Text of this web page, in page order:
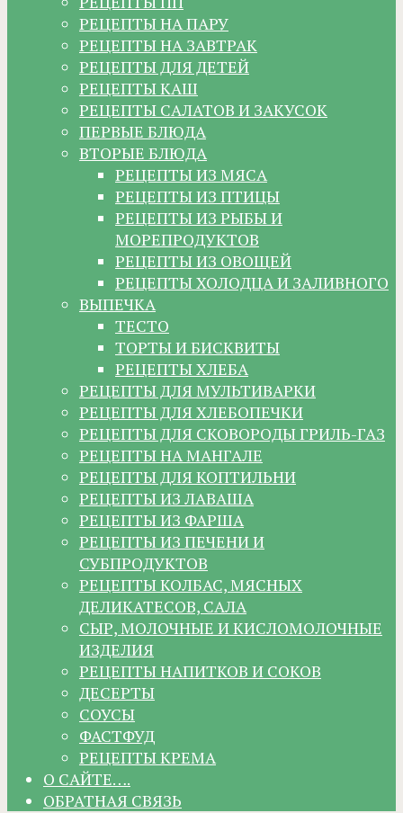
РЕЦЕПТЫ НА ПАРУ
РЕЦЕПТЫ НА ЗАВТРАК
РЕЦЕПТЫ ДЛЯ ДЕТЕЙ
РЕЦЕПТЫ КАШ
РЕЦЕПТЫ САЛАТОВ И ЗАКУСОК
ПЕРВЫЕ БЛЮДА
ВТОРЫЕ БЛЮДА
РЕЦЕПТЫ ИЗ МЯСА
РЕЦЕПТЫ ИЗ ПТИЦЫ
РЕЦЕПТЫ ИЗ РЫБЫ И
МОРЕПРОДУКТОВ
РЕЦЕПТЫ ИЗ ОВОЩЕЙ
РЕЦЕПТЫ ХОЛОДЦА И ЗАЛИВНОГО
ВЫПЕЧКА
ТЕСТО
ТОРТЫ И БИСКВИТЫ
РЕЦЕПТЫ ХЛЕБА
РЕЦЕПТЫ ДЛЯ МУЛЬТИВАРКИ
РЕЦЕПТЫ ДЛЯ ХЛЕБОПЕЧКИ
РЕЦЕПТЫ ДЛЯ СКОВОРОДЫ ГРИЛЬ-ГАЗ
РЕЦЕПТЫ НА МАНГАЛЕ
РЕЦЕПТЫ ДЛЯ КОПТИЛЬНИ
РЕЦЕПТЫ ИЗ ЛАВАША
РЕЦЕПТЫ ИЗ ФАРША
РЕЦЕПТЫ ИЗ ПЕЧЕНИ И
СУБПРОДУКТОВ
РЕЦЕПТЫ КОЛБАС, МЯСНЫХ
ДЕЛИКАТЕСОВ, САЛА
СЫР, МОЛОЧНЫЕ И КИСЛОМОЛОЧНЫЕ
ИЗДЕЛИЯ
РЕЦЕПТЫ НАПИТКОВ И СОКОВ
ДЕСЕРТЫ
СОУСЫ
ФАСТФУД
РЕЦЕПТЫ КРЕМА
О САЙТЕ….
ОБРАТНАЯ СВЯЗЬ